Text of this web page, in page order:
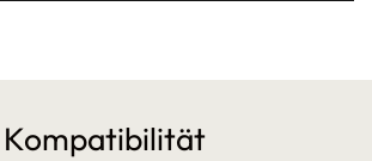
Kompatibilität